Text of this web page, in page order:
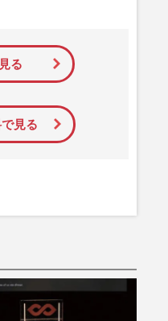
て特に関心の
る
見る